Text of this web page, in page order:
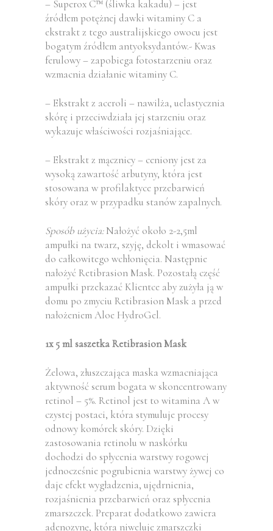
– Superox C™ (śliwka kakadu) – jest
źródłem potężnej dawki witaminy C a
ekstrakt z tego australijskiego owocu jest
bogatym źródłem antyoksydantów.- Kwas
ferulowy – zapobiega fotostarzeniu oraz
wzmacnia działanie witaminy C.
– Ekstrakt z aceroli – nawilża, uelastycznia
skórę i przeciwdziała jej starzeniu oraz
wykazuje właściwości rozjaśniające.
– Ekstrakt z mącznicy – ceniony jest za
wysoką zawartość arbutyny, która jest
stosowana w profilaktyce przebarwień
skóry oraz w przypadku stanów zapalnych.
Sposób użycia:Nałożyć około 2-2,5ml
ampułki na twarz, szyję, dekolt i wmasować
do całkowitego wchłonięcia. Następnie
nałożyć Retibrasion Mask. Pozostałą część
ampułki przekazać Klientce aby zużyła ją w
domu po zmyciu Retibrasion Mask a przed
nałożeniem Aloe HydroGel.
1x 5 ml saszetka Retibrasion Mask
Żelowa, złuszczająca maska wzmacniająca
aktywność serum bogata w skoncentrowany
retinol – 5%. Retinol jest to witamina A w
czystej postaci, która stymuluje procesy
odnowy komórek skóry. Dzięki
zastosowania retinolu w naskórku
dochodzi do spłycenia warstwy rogowej
jednocześnie pogrubienia warstwy żywej co
daje efekt wygładzenia, ujędrnienia,
rozjaśnienia przebarwień oraz spłycenia
zmarszczek. Preparat dodatkowo zawiera
adenozynę, która niweluje zmarszczki